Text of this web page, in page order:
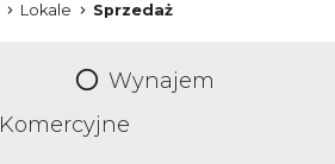
Lokale Sprzedaż
Wynajem
Komercyjne